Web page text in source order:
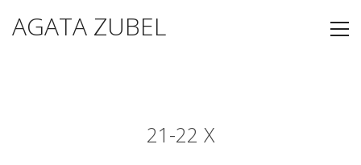
AGATA ZUBEL
21-22 X